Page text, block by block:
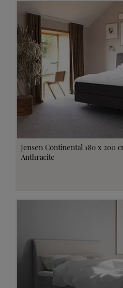
Jensen Continental 180 x 200
Anthracite